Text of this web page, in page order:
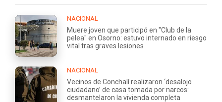
NACIONAL
Muere joven que participó en "Club de la
pelea" en Osorno: estuvo internado en riesgo
vital tras graves lesiones
NACIONAL
Vecinos de Conchalí realizaron ‘desalojo
ciudadano’ de casa tomada por narcos:
desmantelaron la vivienda completa